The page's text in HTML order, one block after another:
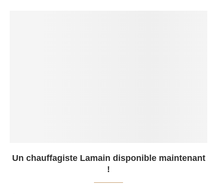
Un chauffagiste Lamain disponible maintenant
!